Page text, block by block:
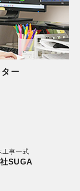
ー
工事一式
SUGA